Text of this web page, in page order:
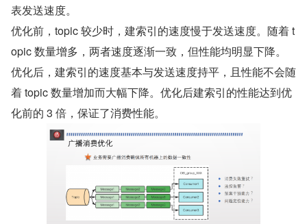
表发送速度。
优化前，topic 较少时，建索引的速度慢于发送速度。随着 t
opic 数量增多，两者速度逐渐一致，但性能均明显下降。
优化后，建索引的速度基本与发送速度持平，且性能不会随
着 topic 数量增加而大幅下降。优化后建索引的性能达到优
化前的 3 倍，保证了消费性能。